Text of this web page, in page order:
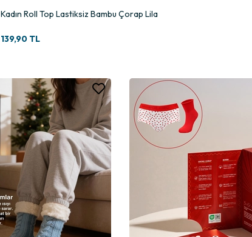
Kadın Roll Top Lastiksiz Bambu Çorap Lila
139,90 TL